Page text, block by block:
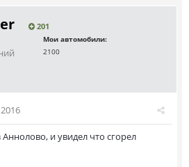
201
Мои автомобили:
2100
и увидел что сгорел